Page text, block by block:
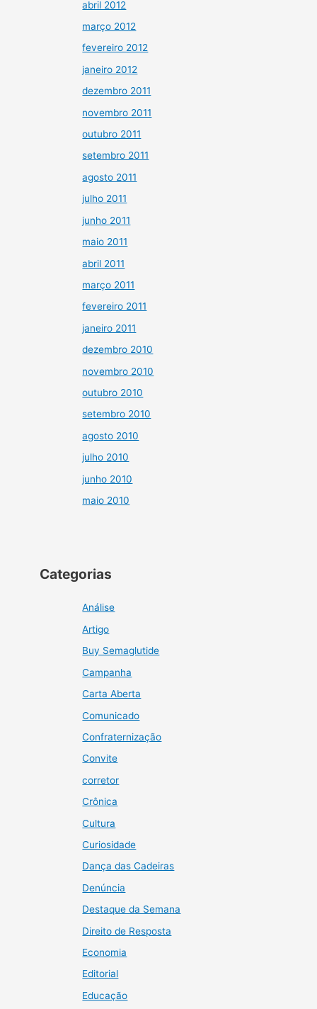
abril 2012
março 2012
fevereiro 2012
janeiro 2012
dezembro 2011
novembro 2011
outubro 2011
setembro 2011
agosto 2011
julho 2011
junho 2011
maio 2011
abril 2011
março 2011
fevereiro 2011
janeiro 2011
dezembro 2010
novembro 2010
outubro 2010
setembro 2010
agosto 2010
julho 2010
junho 2010
maio 2010
Categorias
Análise
Artigo
Buy Semaglutide
Campanha
Carta Aberta
Comunicado
Confraternização
Convite
corretor
Crônica
Cultura
Curiosidade
Dança das Cadeiras
Denúncia
Destaque da Semana
Direito de Resposta
Economia
Editorial
Educação